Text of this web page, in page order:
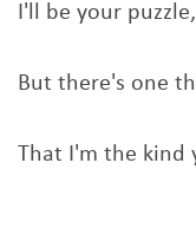
I'll be your
But there's one
That I'm the kind